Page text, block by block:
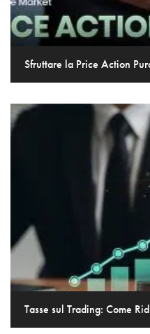
Sfruttare la Price Action
Tasse sul Trading: Come